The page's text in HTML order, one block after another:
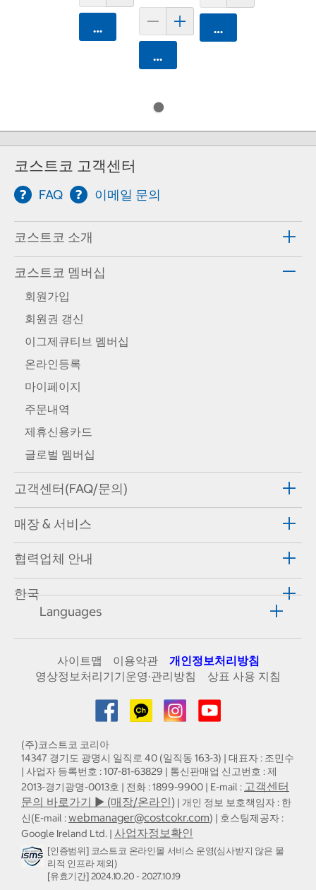
카트에 담기
카트에 담기
카트에 담기
코스트코 고객센터
FAQ 이메일 문의
코스트코 소개
코스트코 멤버십
회원가입
회원권 갱신
이그제큐티브 멤버십
온라인등록
마이페이지
주문내역
제휴신용카드
글로벌 멤버십
고객센터(FAQ/문의)
매장 & 서비스
협력업체 안내
한국
Languages
사이트맵 이용약관
개인정보처리방침
영상정보처리기기운영·관리방침
상표 사용 지침
(주)코스트코 코리아
14347 경기도 광명시 일직로 40 (일직동 163-3) | 대표자 : 조민수
| 사업자 등록번호 : 107-81-63829 | 통신판매업 신고번호 : 제
2013-경기광명-0013호 | 전화 : 1899-9900 | E-mail : 고객센터
문의 바로가기 ▶ (매장/온라인) | 개인 정보 보호책임자 : 한
신(E-mail :webmanager@costcokr.com) | 호스팅제공자 :
Google Ireland Ltd. | 사업자정보확인
[인증범위] 코스트코 온라인몰 서비스 운영(심사받지 않은 물
리적 인프라 제외)
[유효기간] 2024.10.20 - 2027.10.19